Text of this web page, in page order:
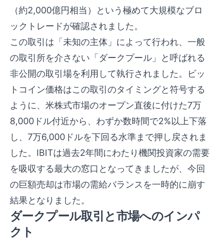
（約2,000億円相当）という極めて大規模なブロ
ックトレードが確認されました。
この取引は「未知の主体」によって行われ、一般
の取引所を介さない「ダークプール」と呼ばれる
非公開の取引場を利用して執行されました。ビッ
トコイン価格はこの取引のタイミングと符号する
ように、米株式市場のオープン直後に付けた7万
8,000ドル付近から、わずか数時間で2%以上下落
し、7万6,000ドルを下回る水準まで押し戻されま
した。IBITは過去2年間にわたり機関投資家の需要
を吸収する最大の窓口となってきましたが、今回
の巨額売却は市場の需給バランスを一時的に崩す
結果となりました。
ダークプール取引と市場へのインパ
クト